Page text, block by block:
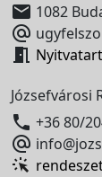
 1082


Józsefvárosi
 +36 80/
